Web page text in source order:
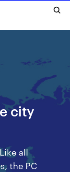
city
all
the PC